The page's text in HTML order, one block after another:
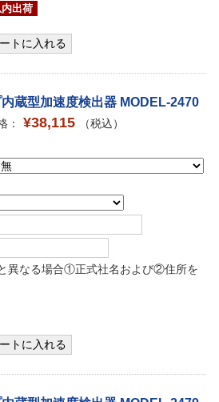
出荷
蔵型加速度検出器 MODEL-2470
： ¥38,115 （税込）
異なる場合①正式社名および②住所を